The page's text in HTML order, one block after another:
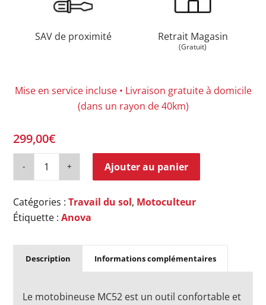
SAV de proximité Retrait Magasin
(Gratuit)
Mise en service incluse • Livraison gratuite à domicile
(dans un rayon de 40km)
299,00€
Ajouter au panier
Catégories :Travail du sol, Motoculteur
Étiquette :Anova
Description Informations complémentaires
Le motobineuse MC52 est un outil confortable et